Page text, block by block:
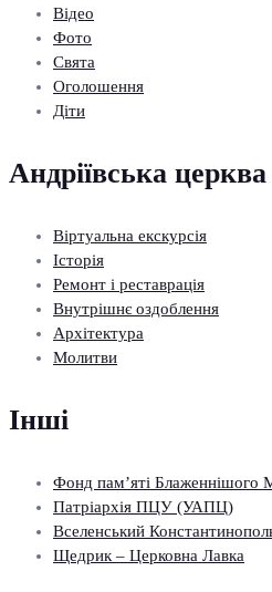
Відео
Фото
Свята
Оголошення
Діти
Андріївська церква
Віртуальна екскурсія
Історія
Ремонт і реставрація
Внутрішнє оздоблення
Архітектура
Молитви
Інші
Фонд пам’яті Блаженнішого
Патріархія ПЦУ (УАПЦ)
Вселенський
Щедрик – Церковна Лавка